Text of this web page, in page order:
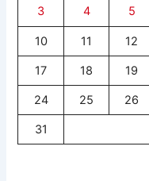
3 4 5
10 11 12
17 18 19
24 25 26
31